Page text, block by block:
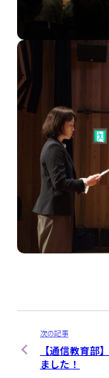
次の記事
【通信教育部
ました！